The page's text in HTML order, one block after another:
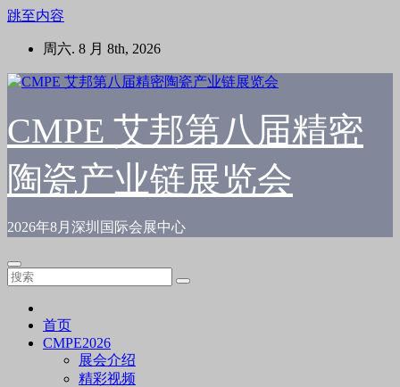
跳至内容
周六. 8 月 8th, 2026
CMPE 艾邦第八届精密
陶瓷产业链展览会
2026年8月深圳国际会展中心
首页
CMPE2026
展会介绍
精彩视频